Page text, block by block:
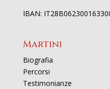
IBAN:
Martini
Biografia
Percorsi
Testimonianze